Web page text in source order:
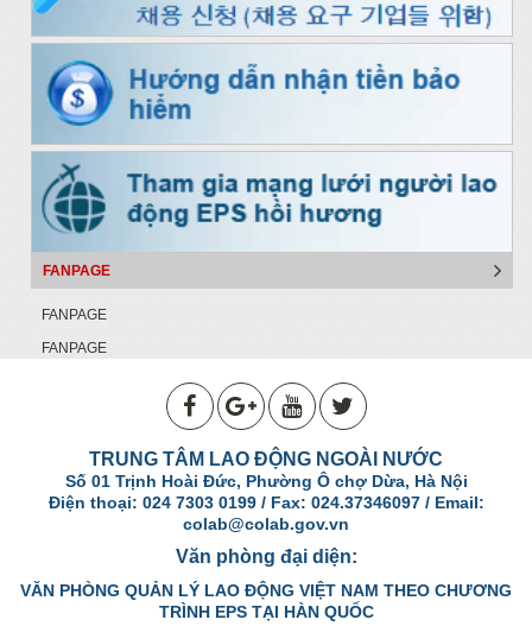
FANPAGE
FANPAGE
FANPAGE
TRUNG TÂM LAO ĐỘNG NGOÀI NƯỚC
Số 01 Trịnh Hoài Đức, Phường Ô chợ Dừa, Hà Nội
Điện thoại: 024 7303 0199 / Fax: 024.37346097 / Email:
colab@colab.gov.vn
Văn phòng đại diện:
VĂN PHÒNG QUẢN LÝ LAO ĐỘNG VIỆT NAM THEO CHƯƠNG
TRÌNH EPS TẠI HÀN QUỐC